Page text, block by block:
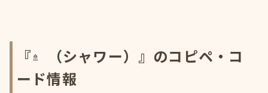
『
（シャワー）』のコピペ・コ
ード情報